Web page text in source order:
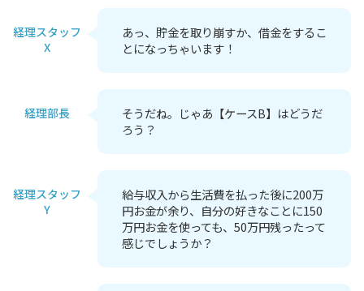
経理スタッフ
X
あっ、貯金を取り崩すか、借金をするこ
とになっちゃいます！
経理部長
そうだね。じゃあ【ケースB】はどうだ
ろう？
経理スタッフ
Y
給与収入から生活費を払った後に200万
円お金が余り、自分の好きなことに150
万円お金を使っても、50万円残ったって
感じでしょうか？